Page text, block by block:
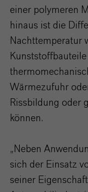
einer polymeren
hinaus ist die
Nachttemperatur
Wärmezufuhr
Rissbildung oder
können.
„Neben
sich der Einsatz
seiner